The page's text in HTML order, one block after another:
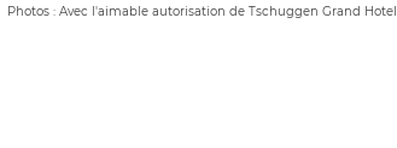
Photos : Avec l'aimable autorisation de Tschuggen Grand Hotel